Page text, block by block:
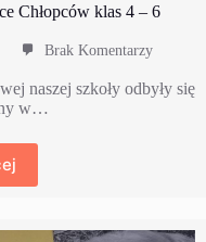
Chłopców klas 4 – 6
Brak Komentarzy
naszej szkoły odbyły się
w…